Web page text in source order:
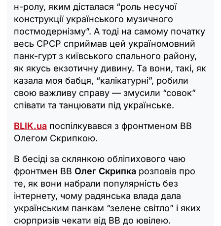
н-ролу, яким дісталася “роль несучої
конструкції українського музичного
постмодернізму”. А тоді на самому початку
весь СРСР сприймав цей україномовний
панк-гурт з київського спального району,
як якусь екзотичну дивину. Та вони, такі, як
казала моя бабця, “калікатурні”, робили
свою важливу справу — змусили “совок”
співати та танцювати під українське.
BLIK.ua поспілкувався з фронтменом ВВ
Олегом Скрипкою.
В бесіді за склянкою обліпихового чаю
фронтмен ВВ Олег Скрипка розповів про
те, як вони набрали популярність без
інтернету, чому радянська влада дала
українським панкам “зелене світло” і яких
сюрпризів чекати від ВВ до ювілею.